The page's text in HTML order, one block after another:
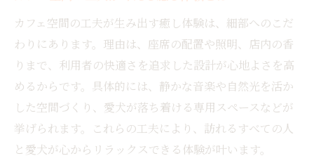
新感覚フュージョン料理を堪能できるカフェ体
験記
カフェのフュージョン料理実食レポート
カフェで味わった新感覚フュージョンの魅
力
カフェ体験で感じた料理の個性と工夫
カフェ空間の工夫が生み出す癒し体験は、細部へのこだ
わりにあります。理由は、座席の配置や照明、店内の香
りまで、利用者の快適さを追求した設計が心地よさを高
めるからです。具体的には、静かな音楽や自然光を活か
した空間づくり、愛犬が落ち着ける専用スペースなどが
挙げられます。これらの工夫により、訪れるすべての人
と愛犬が心からリラックスできる体験が叶います。